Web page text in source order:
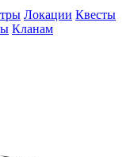
Локации Квесты
Кланам